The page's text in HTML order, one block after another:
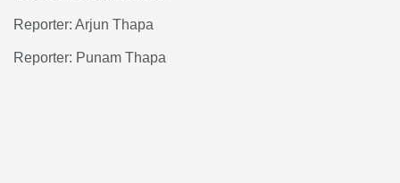
Reporter: Arjun Thapa
Reporter: Punam Thapa